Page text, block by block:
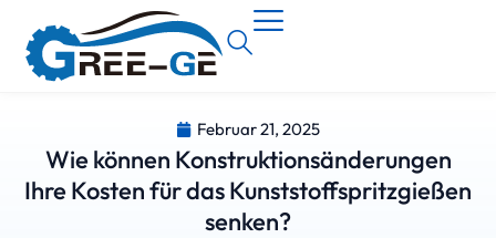
Februar 21, 2025
Wie können Konstruktionsänderungen
Ihre Kosten für das Kunststoffspritzgießen
senken?